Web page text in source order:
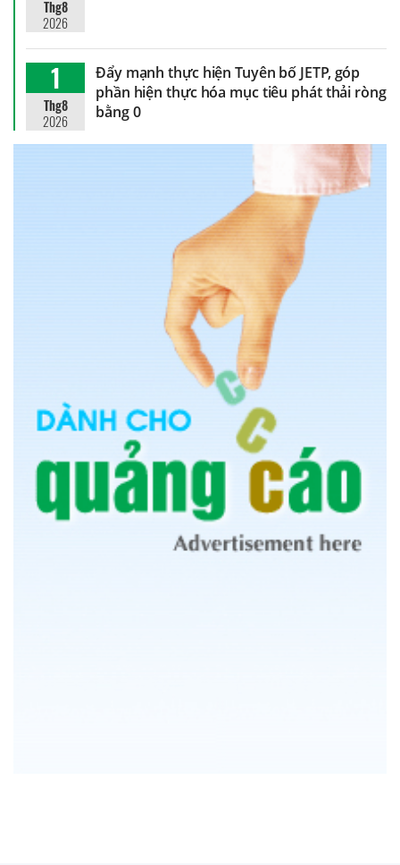
Thg8
2026
1
Thg8
2026
Đẩy mạnh thực hiện Tuyên bố JETP, góp
phần hiện thực hóa mục tiêu phát thải ròng
bằng 0